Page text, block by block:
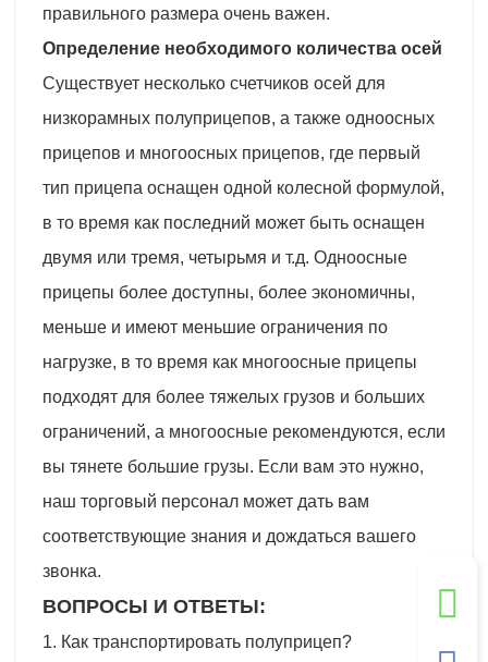
правильного размера очень важен.
Определение необходимого количества осей
Существует несколько счетчиков осей для
низкорамных полуприцепов, а также одноосных
прицепов и многоосных прицепов, где первый
тип прицепа оснащен одной колесной формулой,
в то время как последний может быть оснащен
двумя или тремя, четырьмя и т.д. Одноосные
прицепы более доступны, более экономичны,
меньше и имеют меньшие ограничения по
нагрузке, в то время как многоосные прицепы
подходят для более тяжелых грузов и больших
ограничений, а многоосные рекомендуются, если
вы тянете большие грузы. Если вам это нужно,
наш торговый персонал может дать вам
соответствующие знания и дождаться вашего
звонка.
ВОПРОСЫ И ОТВЕТЫ:
1. Как транспортировать полуприцеп?